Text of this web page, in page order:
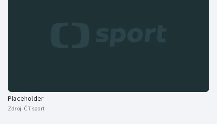
Parasport
Placeholder
Zdroj: ČT sport